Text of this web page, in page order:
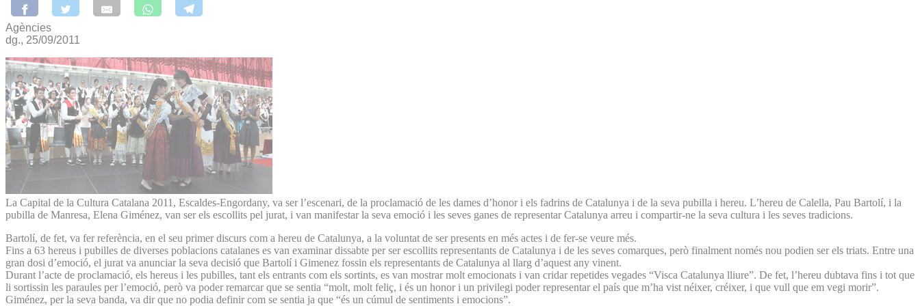
Agències
dg., 25/09/2011
La Capital de la Cultura Catalana 2011, Escaldes-Engordany, va ser l’escenari, de la proclamació de les dames d’honor i els fadrins de Catalunya i de la seva pubilla i hereu. L’hereu de Calella, Pau Bartolí, i la
pubilla de Manresa, Elena Giménez, van ser els escollits pel jurat, i van manifestar la seva emoció i les seves ganes de representar Catalunya arreu i compartir-ne la seva cultura i les seves tradicions.
Bartolí, de fet, va fer referència, en el seu primer discurs com a hereu de Catalunya, a la voluntat de ser presents en més actes i de fer-se veure més.
Fins a 63 hereus i pubilles de diverses poblacions catalanes es van examinar dissabte per ser escollits representants de Catalunya i de les seves comarques, però finalment només nou podien ser els triats. Entre una
gran dosi d’emoció, el jurat va anunciar la seva decisió que Bartolí i Gimenez fossin els representants de Catalunya al llarg d’aquest any vinent.
Durant l’acte de proclamació, els hereus i les pubilles, tant els entrants com els sortints, es van mostrar molt emocionats i van cridar repetides vegades “Visca Catalunya lliure”. De fet, l’hereu dubtava fins i tot que
li sortissin les paraules per l’emoció, però va poder remarcar que se sentia “molt, molt feliç, i és un honor i un privilegi poder representar el país que m’ha vist néixer, créixer, i que vull que em vegi morir”.
Giménez, per la seva banda, va dir que no podia definir com se sentia ja que “és un cúmul de sentiments i emocions”.